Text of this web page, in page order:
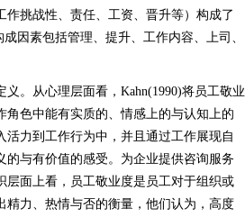
挑战性、责任、工资、晋升等）构成了
因素包括管理、提升、工作内容、上司、
。从心理层面看，Kahn(1990)将员工敬业
色中能有实质的、情感上的与认知上的
力到工作行为中，并且通过工作展现自
与有价值的感受。为企业提供咨询服务
层面上看，员工敬业度是员工对于组织或
精力、热情与否的衡量，他们认为，高度